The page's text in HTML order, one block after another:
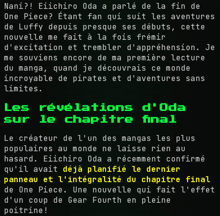
Nani?! Eiichiro Oda a parlé de la fin de
One Piece? Étant fan qui suit les aventures
de Luffy depuis presque ses débuts, cette
nouvelle me fait à la fois frémir
d'excitation et trembler d'appréhension. Je
me souviens encore de ma première lecture
du manga, quand je découvrais ce monde
incroyable de pirates et d'aventures sans
limites.
Les révélations d'Oda
sur le chapitre final
Le créateur de l'un des mangas les plus
populaires au monde ne laisse rien au
hasard. Eiichiro Oda a récemment confirmé
qu'il avait déjà planifié le dernier
panneau et l'intégralité du chapitre final
de One Piece. Une nouvelle qui fait l'effet
d'un coup de Gear Fourth en pleine
poitrine!